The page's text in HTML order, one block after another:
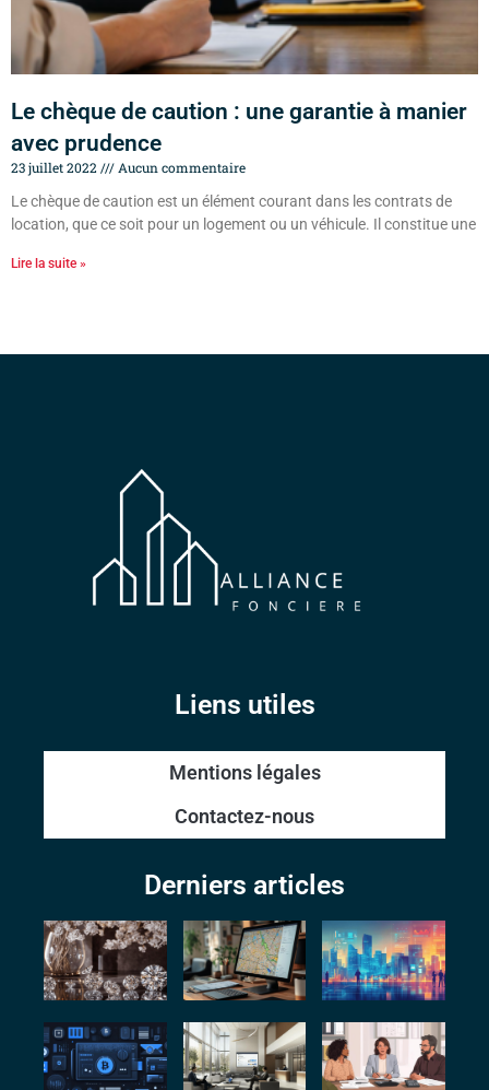
Le chèque de caution : une garantie à manier
avec prudence
23 juillet 2022
Aucun commentaire
Le chèque de caution est un élément courant dans les contrats de
location, que ce soit pour un logement ou un véhicule. Il constitue une
Lire la suite »
Liens utiles
Mentions légales
Contactez-nous
Derniers articles